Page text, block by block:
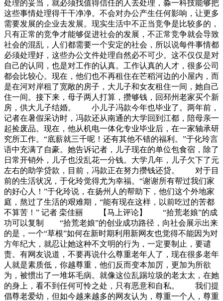
处理的妥当，就必须找值得信任的人去处理，淼一科技能够把
这些事情处理得干干净净。不会对办公产生任何影响，让更多
需要发展的企业去发展。现实生活中不正当竞争是比较多的，
只有正常的竞争才能够促进社会的发展，不正常竞争就会导致
社会的混乱，人们都需要一个安定的社会，所以说每件事情都
必须处理好，这些办公文件处理自然必不可少。这不仅仅是对
自己的认同，也是对工作的认真。工作认真的人才，很多公司
都会比较心。现在，他们也不再租住在芒稻河边的小屋内，而
是在河对岸租了宽敞的房子，大儿子和女友租住一间，她自己
住一间。接下来，母子两人打算，攒够钱，回邳州老家买个新
房，供大儿子结婚。 小儿子冯款今年也毕业了。两年前，
记者在暑假采访时，冯款还从南通的大学回到江都，陪母亲一
起捡废品。现在，他从机电一体化专业毕业后，在一家轴承研
究所工作。“底薪就三千呢！还有其他不错的福利。”于化玲言
语中充满了自豪。她告诉记者，儿子现在的单位包食宿，除了
日常开销外，儿子也没乱花一分钱。大学几年，儿子欠下了元
左右的助学贷款，目前，冯款正在努力攒钱还贷。 对于目
前的生活状况，于化玲觉得尤为幸福。“谢谢所有帮过我们家
的好心人！”于化玲说，在扬州人的帮助下，他们这个外地家
庭，熬过了生活的艰难期，“能有现在这样，以前吃过的苦都
不算苦！” 记者 栾佳丽 【马上评论】 “拾荒老娘”的成
功可以复制 “拾荒老娘”的创业成功路径，向社会展示出来
的是，一个“草根”如何在新时期利用新网友也觉得不能因为对
方年纪大，就忍让她这种不文明的行为，一定要制止，要谴
责。有网友说道，不要再说什么尊重老年人了，现在很多老年
人就是素质低，你越尊重，他们反而变本加厉，更加为所欲
为，被惯出了一堆坏毛病。就像这位乱踢垃圾的老太太，在她
的身上，看不到任何可怜之处，只有恶意和自私。 我们提
倡尊老爱幼，但如今越来越多的网友认为，尊重一个人，尊重